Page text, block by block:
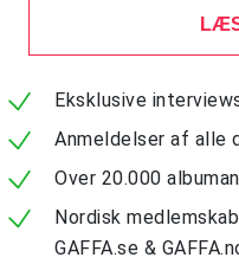
Eksklusive
Anmeldelser af alle
Over 20.000
Nordisk
GAFFA.se &